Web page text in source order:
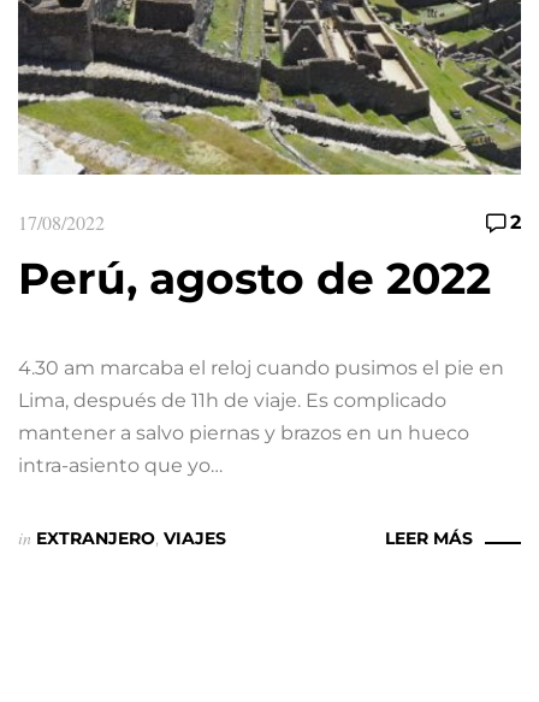
17/08/2022 2
Perú, agosto de 2022
4.30 am marcaba el reloj cuando pusimos el pie en
Lima, después de 11h de viaje. Es complicado
mantener a salvo piernas y brazos en un hueco
intra-asiento que yo…
in EXTRANJERO, VIAJES LEER MÁS